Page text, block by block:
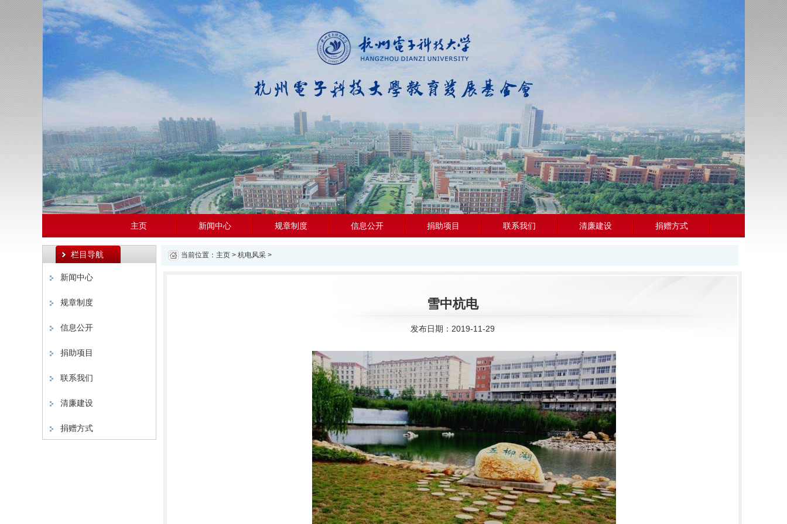
主页 新闻中心 规章制度 信息公开 捐助项目 联系我们 清廉建设 捐赠方式
栏目导航
新闻中心
规章制度
信息公开
捐助项目
联系我们
清廉建设
捐赠方式
当前位置： 主页 > 杭电风采 >
雪中杭电
发布日期：2019-11-29